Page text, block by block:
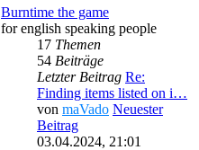
Burntime the game
for english speaking people
17 Themen
54 Beiträge
Letzter Beitrag Re:
Finding items listed on i…
von maVado Neuester
Beitrag
03.04.2024, 21:01